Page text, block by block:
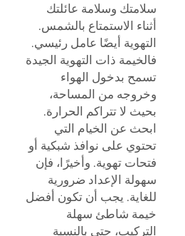
سلامتك وسلامة عائلتك
أثناء الاستمتاع بالشمس.
التهوية أيضًا عامل رئيسي.
فالخيمة ذات التهوية الجيدة
تسمح بدخول الهواء
وخروجه من المساحة،
بحيث لا تتراكم الحرارة.
ابحث عن الخيام التي
تحتوي على نوافذ شبكية أو
فتحات تهوية. وأخيرًا، فإن
سهولة الإعداد ضرورية
للغاية. يجب أن تكون أفضل
خيمة شاطئ سهلة
التركيب، حتى بالنسبة